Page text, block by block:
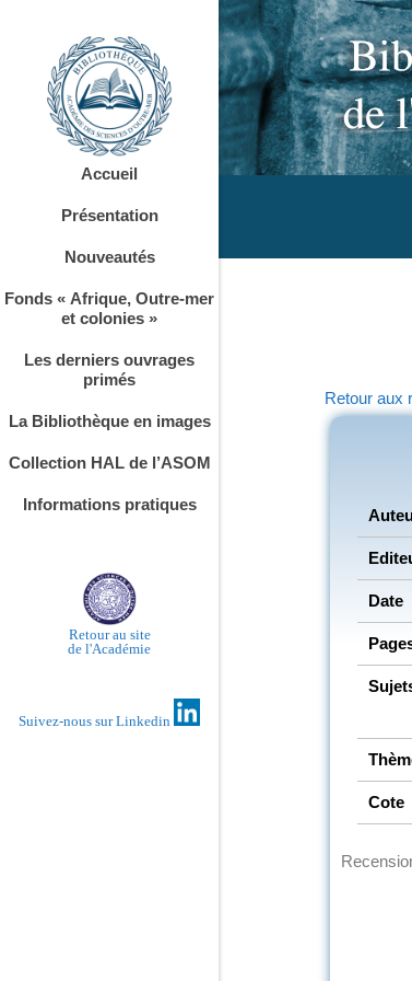
Accueil
Présentation
Nouveautés
Fonds « Afrique, Outre-mer
et colonies »
Les derniers ouvrages
primés
La Bibliothèque en images
Collection HAL de l’ASOM
Informations pratiques
Retour au site
de l'Académie
Suivez-nous sur Linkedin
Retour aux
Date
Cote